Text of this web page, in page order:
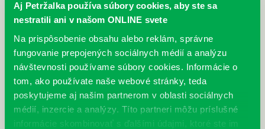
Aj Petržalka používa súbory cookies, aby ste sa
nestratili ani v našom ONLINE svete
Na prispôsobenie obsahu alebo reklám, správne
fungovanie prepojených sociálnych médií a analýzu
návštevnosti používame súbory cookies. Informácie o
tom, ako používate naše webové stránky, teda
poskytujeme aj našim partnerom v oblasti sociálnych
médií, inzercie a analýzy. Títo partneri môžu príslušné
informácie skombinovať s ďalšími údajmi, ktoré ste im